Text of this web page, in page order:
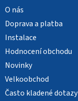
O nás
Doprava a platba
Instalace
Hodnocení obchodu
Novinky
Velkoobchod
Často kladené dotazy